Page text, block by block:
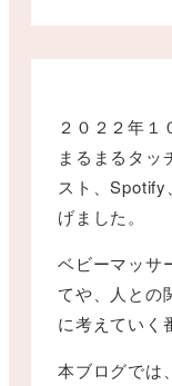
２０２２年１
まるまるタッ
スト、
げました。
ベビーマッサ
てや、人との
に考えていく
本ブログでは